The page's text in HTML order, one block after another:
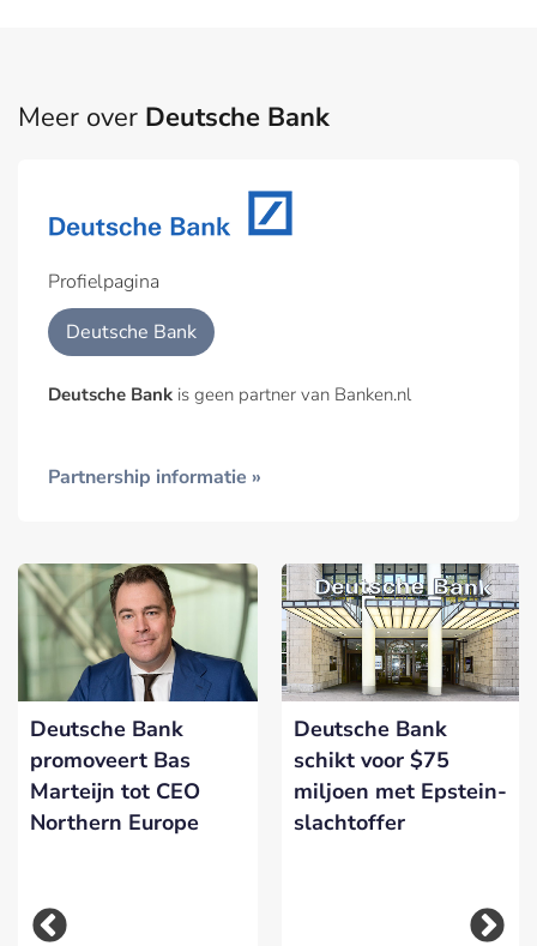
Meer over Deutsche Bank
Profielpagina
Deutsche Bank
Deutsche Bank is geen partner van Banken.nl
Partnership informatie »
Deutsche Bank
promoveert Bas
Marteijn tot CEO
Northern Europe
Deutsche Bank
schikt voor $75
miljoen met Epstein-
slachtoffer